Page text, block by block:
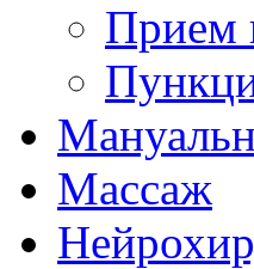
Прием
Массаж